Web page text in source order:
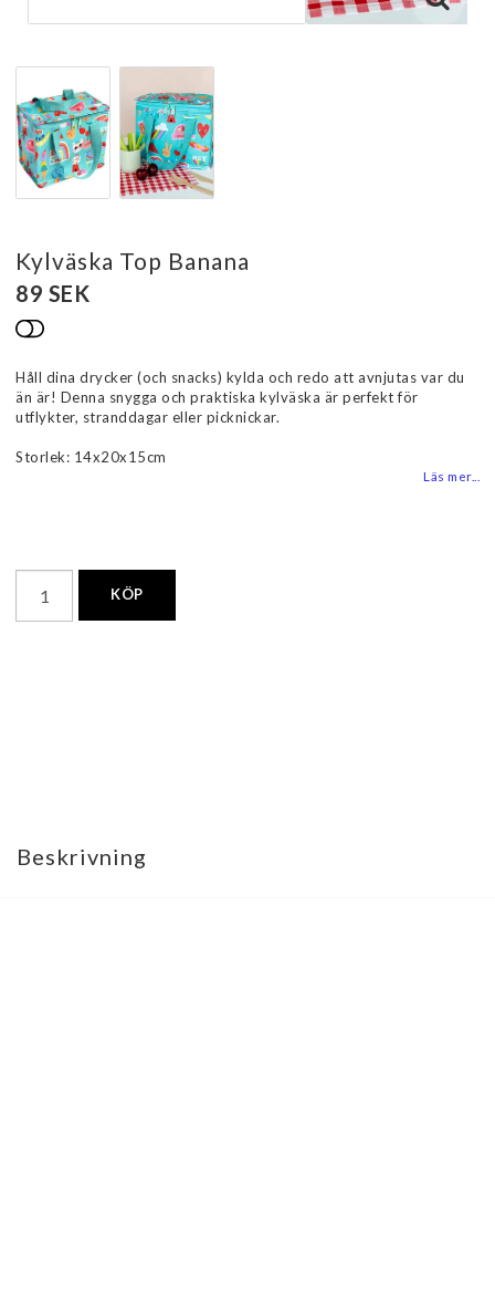
Kylväska Top Banana
89 SEK
Lägg till i favoritlistan
Håll dina drycker (och snacks) kylda och redo att avnjutas var du
än är! Denna snygga och praktiska kylväska är perfekt för
utflykter, stranddagar eller picknickar.
Storlek: 14x20x15cm
Läs mer...
KÖP
Beskrivning